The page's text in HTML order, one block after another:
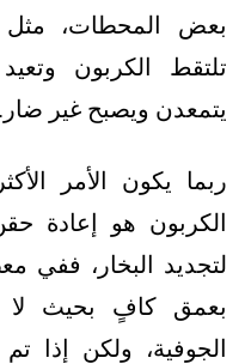
بعض المحطات، مثل
تلتقط الكربون
يتمعدن ويصبح غير ضار.
ربما يكون الأمر
الكربون هو إعادة
لتجديد البخار، ففي
بعمق كافٍ بحيث لا
الجوفية، ولكن إذا